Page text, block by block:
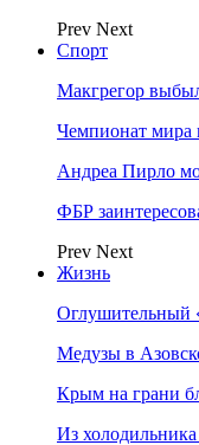
Prev Next
Спорт
Макгрегор
Чемпионат мира
Андреа Пирло
ФБР
Prev Next
Жизнь
Оглушительный
Медузы в
Крым на грани
Из холодильника